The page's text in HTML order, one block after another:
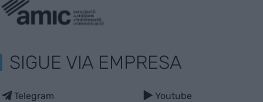
SIGUE VIA EMPRESA
Telegram Youtube